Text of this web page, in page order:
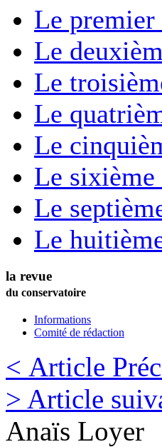
Le
Le
Le
Le
Le
Le sixième
Le
Le
la revue
du conservatoire
Informations
Comité de rédaction
< Article
> Article
Anaïs Loyer